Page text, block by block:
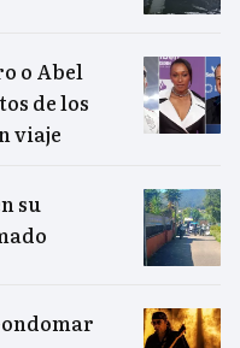
o Abel
de los
viaje
su